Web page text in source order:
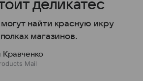
деликатес
найти красную икру
магазинов.
Кравченко
Mail